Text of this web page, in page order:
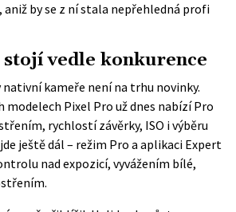
by se z ní stala nepřehledná profi
vedle konkurence
kameře není na trhu novinky.
modelech Pixel Pro už dnes nabízí Pro
rychlostí závěrky, ISO i výběru
ještě dál – režim Pro a aplikaci Expert
nad expozicí, vyvážením bílé,